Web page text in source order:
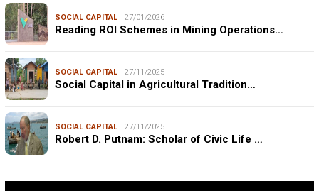
SOCIAL CAPITAL 27/01/2026
Reading ROI Schemes in Mining Operations…
SOCIAL CAPITAL 27/11/2025
Social Capital in Agricultural Tradition…
SOCIAL CAPITAL 27/11/2025
Robert D. Putnam: Scholar of Civic Life …